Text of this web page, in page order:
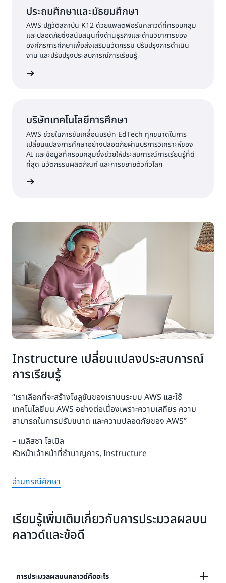
ประถมศึกษาและมัธยมศึกษา
AWS ปฏิวัติสถาบัน K12 ด้วยแพลตฟอร์มคลาวด์ที่ครอบคลุม
และปลอดภัยซึ่งสนับสนุนทั้งด้านธุรกิจและด้านวิชาการของ
องค์กรการศึกษาเพื่อส่งเสริมนวัตกรรม ปรับปรุงการดำเนิน
งาน และปรับปรุงประสบการณ์การเรียนรู้
บริษัทเทคโนโลยีการศึกษา
AWS ช่วยในการขับเคลื่อนบริษัท EdTech ทุกขนาดในการ
เปลี่ยนแปลงการศึกษาอย่างปลอดภัยผ่านบริการวิเคราะห์ของ
AI และข้อมูลที่ครอบคลุมซึ่งช่วยให้ประสบการณ์การเรียนรู้ที่ดี
ที่สุด นวัตกรรมผลิตภัณฑ์ และการขยายตัวทั่วโลก
Instructure เปลี่ยนแปลงประสบการณ์
การเรียนรู้
“เราเลือกที่จะสร้างโซลูชันของเราบนระบบ AWS และใช้
เทคโนโลยีบน AWS อย่างต่อเนื่องเพราะความเสถียร ความ
สามารถในการปรับขนาด และความปลอดภัยของ AWS”
– เมลิสซา โลเบิล
หัวหน้าเจ้าหน้าที่ชำนาญการ, Instructure
อ่านกรณีศึกษา
เรียนรู้เพิ่มเติมเกี่ยวกับการประมวลผลบน
คลาวด์และข้อดี
การประมวลผลบนคลาวด์คืออะไร